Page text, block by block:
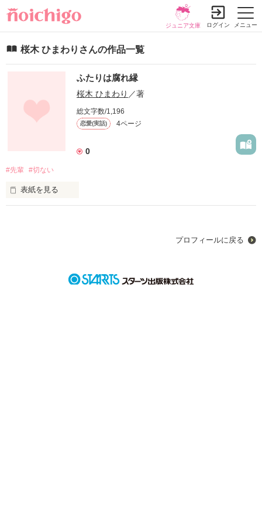
メニュー
ジュニア文庫 ログイン
桜木 ひまわりさんの作品一覧
ふたりは腐れ縁
桜木 ひまわり ／著
総文字数/1,196
恋愛(実話) 4ページ
0
#先輩 #切ない
表紙を見る
繋がっていたい
プロフィールに戻る